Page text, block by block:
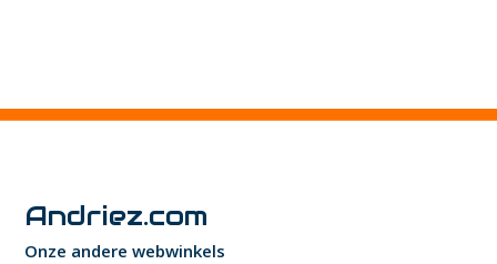
Andriez.com
Onze andere webwinkels